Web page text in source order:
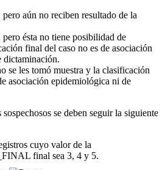
pero aún no reciben resultado de la
pero ésta no tiene posibilidad de
final del caso no es de asociación
dictaminación.
se les tomó muestra y la clasificación
asociación epidemiológica ni de
se deben seguir la siguiente
cuyo valor de la
final sea 3, 4 y 5.